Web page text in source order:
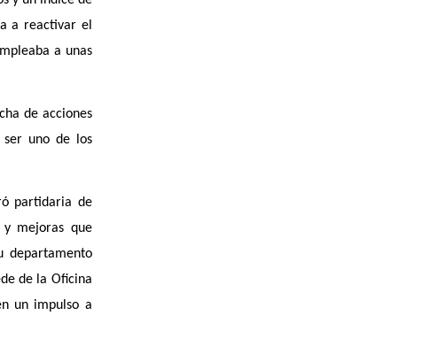
a reactivar el
a unas
de acciones
ser uno de los
partidaria de
y mejoras que
departamento
de la Oficina
un impulso a